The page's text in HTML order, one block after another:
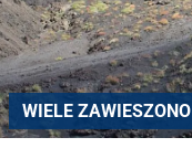
WIELE ZAWIESZONO